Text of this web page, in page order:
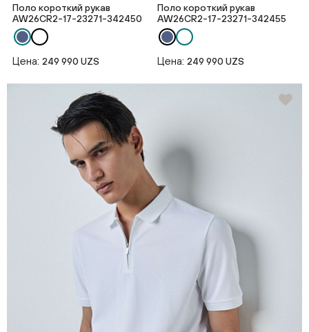
Поло короткий рукав
AW26CR2-17-23271-342450
Цена: 249 990 UZS
Поло короткий рукав
AW26CR2-17-23271-342455
Цена: 249 990 UZS